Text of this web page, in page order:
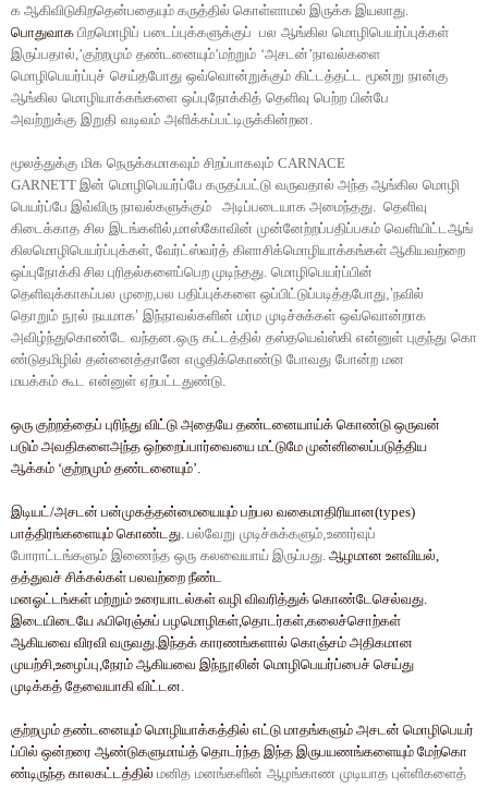
க ஆகிவிடுகிறதென்பதையும் கருத்தில் கொள்ளாமல் இருக்க இயலாது
பொதுவாக பிறமொழிப் படைப்புக்களுக்குப் பல ஆங்கில மொழிபெயர்ப்புக்கள்
இருப்பதால் ,’குற்றமும் தண்டனையும்’மற்றும் ‘அசடன்’நாவல்களை
மொழிபெயர்ப்புச் செய்தபோது ஒவ்வொன்றுக்கும் கிட்டத்தட்ட மூன்று நான்கு
ஆங்கில மொழியாக்கங்களை ஒப்புநோக்கித் தெளிவு பெற்ற பின்பே
அவற்றுக்கு இறுதி வடிவம் அளிக்கப்பட்டிருக்கின்றன
மூலத்துக்கு மிக நெருக்கமாகவும் சிறப்பாகவும் CARNACE
GARNETT இன் மொழிபெயர்ப்பே கருதப்பட்டு வருவதால் அந்த ஆங்கில மொழி
பெயர்ப்பே இவ்விரு நாவல்களுக்கும் அடிப்படையாக அமைந்தது
தெளிவு
கிடைக்காத சில இடங்களில் மாஸ்கோவின் முன்னேற்றப்பதிப்பகம் வெளியிட்டஆங்
கிலமொழிபெயர்ப்புக்கள் வேர்ட்ஸ்வர்த் கிளாசிக்மொழியாக்கங்கள் ஆகியவற்றை
ஒப்புநோக்கி சில புரிதல்களைப்பெற முடிந்தது மொழிபெயர்ப்பின்
தெளிவுக்காகப்பல முறை பல பதிப்புக்களை ஒப்பிட்டுப்படித்தபோது ,’நவில்
தொறும் நூல் நயமாக’ இந்நாவல்களின் மர்ம முடிச்சுக்கள் ஒவ்வொன்றாக
அவிழ்ந்துகொண்டே
வந்தன ஒரு கட்டத்தில் தஸ்தயெவ்ஸ்கி என்னுள் புகுந்து கொ
ண்டுதமிழில் தன்னைத்தானே எழுதிக்கொண்டு போவது போன்ற மன
மயக்கம் கூட என்னுள் ஏற்பட்டதுண்டு
ஒரு குற்றத்தைப் புரிந்து விட்டு அதையே தண்டனையாய்க் கொண்டு ஒருவன்
படும் அவதிகளைஅந்த ஒற்றைப்பார்வையை மட்டுமே முன்னிலைப்படுத்திய
ஆக்கம் ‘குற்றமும் தண்டனையும்’.
இடியட் /அசடன் பன்முகத்தன்மையையும் பற்பல வகைமாதிரியான(types)
பாத்திரங்களையும் கொண்டது பல்வேறு முடிச்சுக்களும் உணர்வுப்
போராட்டங்களும் இணைந்த ஒரு கலவையாய் இருப்பது ஆழமான உளவியல்
தத்துவச் சிக்கல்கள் பலவற்றை நீண்ட
மனஓட்டங்கள் மற்றும் உரையாடல்கள் வழி விவரித்துக் கொண்டேசெல்வது.
இடையிடையே ஃபிரெஞ்சுப் பழமொழிகள் தொடர்கள் கலைச்சொற்கள்
ஆகியவை விரவி வருவது இந்தக் காரணங்களால் கொஞ்சம் அதிகமான
முயற்சி உழைப்பு நேரம் ஆகியவை இந்நூலின் மொழிபெயர்ப்பைச் செய்து
முடிக்கத் தேவையாகி விட்டன
குற்றமும் தண்டனையும் மொழியாக்கத்தில் எட்டு மாதங்களும் அசடன் மொழிபெயர்
ப்பில் ஒன்றரை ஆண்டுகளுமாய்த் தொடர்ந்த இந்த இருபயணங்களையும் மேற்கொ
ண்டிருந்த காலகட்டத்தில் மனித மனங்களின் ஆழங்காண முடியாத புள்ளிகளைத்